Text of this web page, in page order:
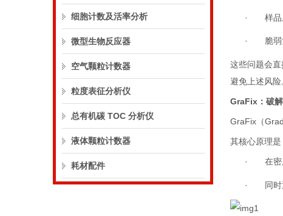
细胞计数及活率分析
微型生物反应器
空气颗粒计数器
粒度表征分析仪
总有机碳 TOC 分析仪
液体颗粒计数器
耗材配件
· 样
· 脆
这些问题会
避免上述风险
GraFix ：破
GraFix （
其核心原理是
· 在
· 同